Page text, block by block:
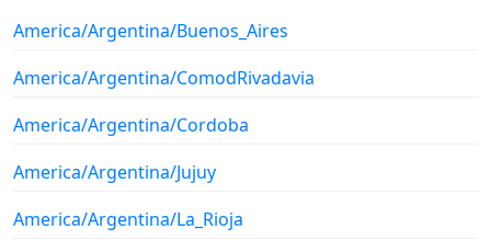
America/Argentina/Buenos_Aires
America/Argentina/ComodRivadavia
America/Argentina/Cordoba
America/Argentina/Jujuy
America/Argentina/La_Rioja